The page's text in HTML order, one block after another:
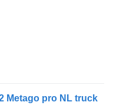
Metago pro NL truck